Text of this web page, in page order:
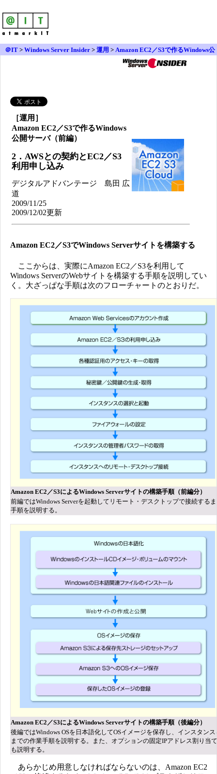
＠IT > Windows Server Insider > 運用 > Amazon EC2／S3で作るWindows公
［運用］
Amazon EC2／S3で作るWindows
公開サーバ（前編）
2．AWSとの契約とEC2／S3
利用申し込み
デジタルアドバンテージ 島田 広
道
2009/11/25
2009/12/02更新
Amazon EC2／S3でWindows Serverサイトを構築する
ここからは、実際にAmazon EC2／S3を利用して
Windows ServerのWebサイトを構築する手順を説明してい
く。大ざっぱな手順は次のフローチャートのとおりだ。
Amazon EC2／S3によるWindows Serverサイトの構築手順（前編分）
前編ではWindows Serverを起動してリモート・デスクトップで接続する
手順を説明する。
Amazon EC2／S3によるWindows Serverサイトの構築手順（後編分）
後編ではWindows OSを日本語化してOSイメージを保存し、インスタン
までの作業手順を説明する。また、オプションの固定IPアドレス割り当
も説明する。
あらかじめ用意しなければならないのは、Amazon EC2